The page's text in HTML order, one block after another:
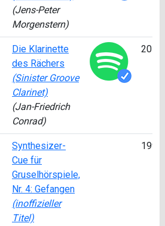
(Jens-Peter
Morgenstern)
Die Klarinette
des Rächers
(Sinister Groove
Clarinet)
(Jan-Friedrich
Conrad)
2014
Synthesizer-
Cue für
Gruselhörspiele,
Nr. 4: Gefangen
(inoffizieller
Titel)
1997